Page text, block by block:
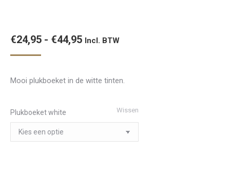
€24,95 - €44,95Prijsklasse:
€44,95
Incl. BTW
Mooi plukboeket in de witte tinten.
Plukboeket white Wissen